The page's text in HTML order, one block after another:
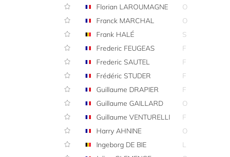
Florian LAROUMAGNE
O
Franck MARCHAL
O
Frank HALÉ
S
Frederic FEUGEAS
F
Frederic SAUTEL
F
Frédéric STUDER
F
Guillaume DRAPIER
F
Guillaume GAILLARD
O
Guillaume VENTURELLI
F
Harry AHNINE
O
Ingeborg DE BIE
L